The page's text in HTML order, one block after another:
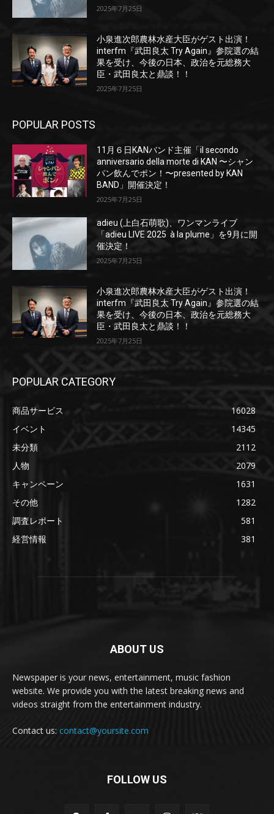
2025年7月25日
小泉進次郎農林水産大臣がゲスト出演！
interfm『武田良太 Try Again』参院選の結
果を受け、今後の日本、政治を元総務大
臣・武田良太と鼎談！！
2025年7月25日
POPULAR POSTS
11月６日KANバンド主催「il secondo
anniversario della morte di KAN 〜シャン
パン飲んでポン！〜presented by KAN
BAND」開催決定！
2025年7月25日
adieu (上白石萌歌)、ワンマンライブ
「adieu LIVE 2025 à la plume」を9月に開
催決定！
2025年7月25日
小泉進次郎農林水産大臣がゲスト出演！
interfm『武田良太 Try Again』参院選の結
果を受け、今後の日本、政治を元総務大
臣・武田良太と鼎談！！
2025年7月25日
POPULAR CATEGORY
商品サービス
16028
イベント
14345
未分類
2112
人物
2079
キャンペーン
1631
その他
1282
調査レポート
581
経営情報
381
ABOUT US
Newspaper is your news, entertainment, music fashion
website. We provide you with the latest breaking news and
videos straight from the entertainment industry.
Contact us: contact@yoursite.com
FOLLOW US